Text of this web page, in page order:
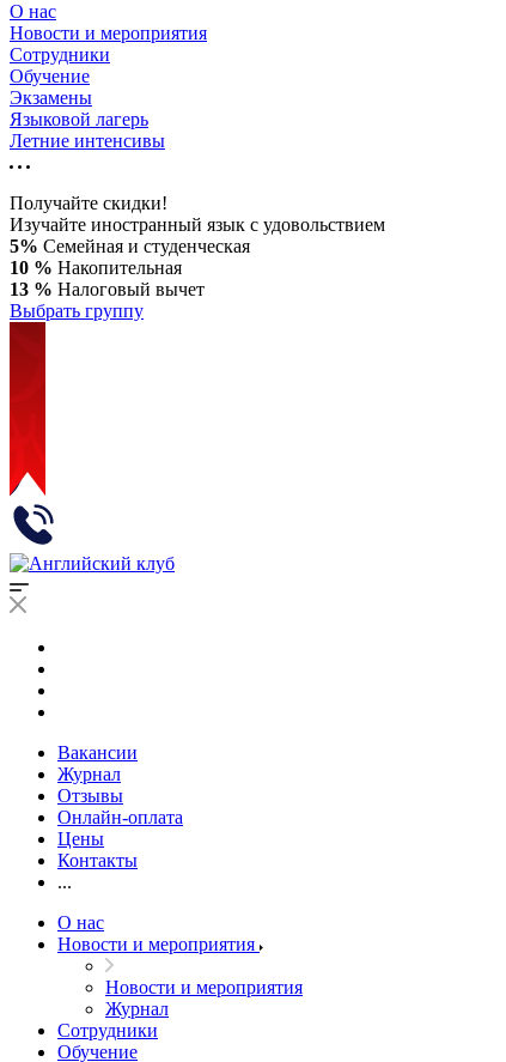
О нас
Новости и мероприятия
Сотрудники
Обучение
Экзамены
Языковой лагерь
Летние интенсивы
Получайте скидки!
Изучайте иностранный язык с удовольствием
5% Семейная и студенческая
10 % Накопительная
13 % Налоговый вычет
Выбрать группу
Вакансии
Журнал
Отзывы
Онлайн-оплата
Цены
Контакты
...
О нас
Новости и мероприятия
Новости и мероприятия
Журнал
Сотрудники
Обучение